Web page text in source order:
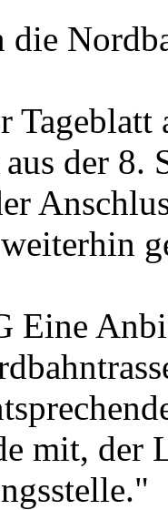
die
der 8.
Eine
mit, der